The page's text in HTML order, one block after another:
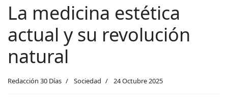
La medicina estética
actual y su revolución
natural
Redacción 30 Días Sociedad 24 Octubre 2025